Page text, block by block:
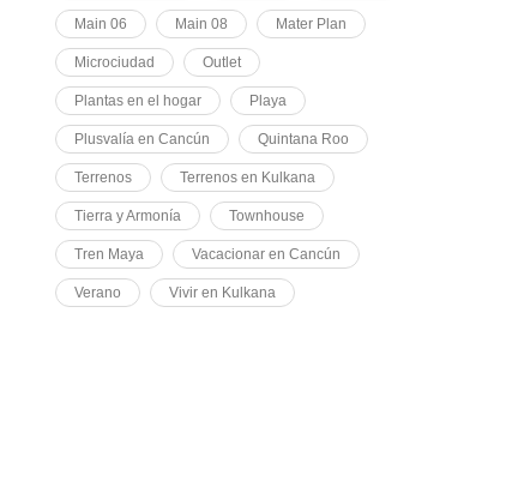
Main 06 Main 08 Mater Plan
Microciudad Outlet
Plantas en el hogar Playa
Plusvalía en Cancún Quintana Roo
Terrenos Terrenos en Kulkana
Tierra y Armonía Townhouse
Tren Maya Vacacionar en Cancún
Verano Vivir en Kulkana